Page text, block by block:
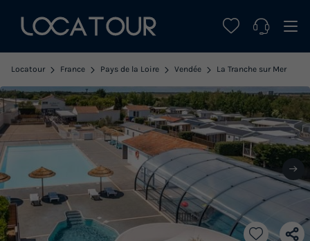
Locatour France Pays de la Loire Vendée La Tranche sur Mer